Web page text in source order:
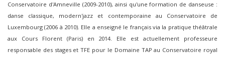
Conservatoire d'Amneville (2009-2010), ainsi qu'une formation de danseuse :
danse classique, modern'jazz et contemporaine au Conservatoire de
Luxembourg (2006 à 2010). Elle a enseigné le français via la pratique théâtrale
aux Cours Florent (Paris) en 2014. Elle est actuellement professeure
responsable des stages et TFE pour le Domaine TAP au Conservatoire royal